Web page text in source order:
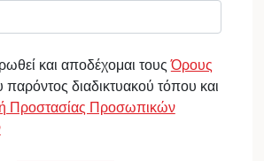
και αποδέχομαι τουςΌρους
παρόντος διαδικτυακού τόπου και
Προστασίας Προσωπικών